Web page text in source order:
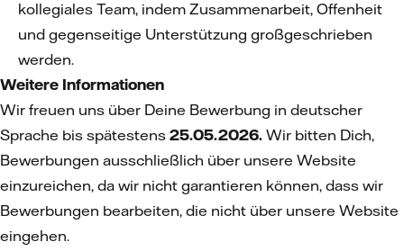
kollegiales Team, indem Zusammenarbeit, Offenheit
und gegenseitige Unterstützung großgeschrieben
werden.
Weitere Informationen
Wir freuen uns über Deine Bewerbung in deutscher
Sprache bis spätestens 25.05.2026. Wir bitten Dich,
Bewerbungen ausschließlich über unsere Website
einzureichen, da wir nicht garantieren können, dass wir
Bewerbungen bearbeiten, die nicht über unsere Website
eingehen.